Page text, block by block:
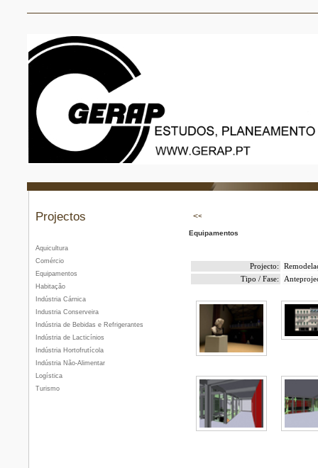
Projectos
Aquicultura
Comércio
Equipamentos
Habitação
Indústria Cárnica
Industria Conserveira
Indústria de Bebidas e Refrigerantes
Indústria de Lacticínios
Indústria Hortofrutícola
Indústria Não-Alimentar
Logística
Turismo
Equipamentos
Projecto:
Tipo / Fase: